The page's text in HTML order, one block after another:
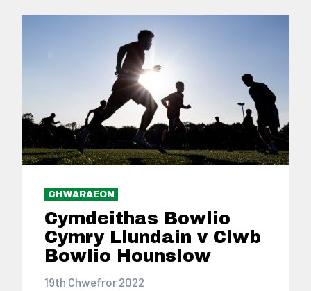
CHWARAEON
Cymdeithas Bowlio
Cymry Llundain v Clwb
Bowlio Hounslow
19th Chwefror 2022